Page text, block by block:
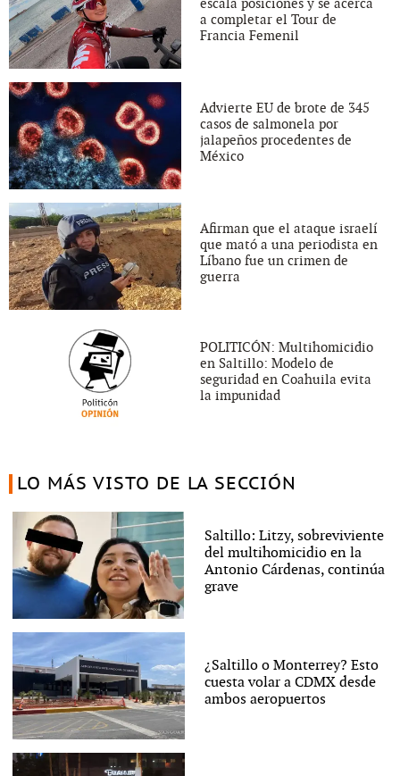
escala posiciones y se acerca
a completar el Tour de
Francia Femenil
Advierte EU de brote de 345
casos de salmonela por
jalapeños procedentes de
México
Afirman que el ataque israelí
que mató a una periodista en
Líbano fue un crimen de
guerra
POLITICÓN: Multihomicidio
en Saltillo: Modelo de
seguridad en Coahuila evita
la impunidad
LO MÁS VISTO DE LA SECCIÓN
Saltillo: Litzy, sobreviviente
del multihomicidio en la
Antonio Cárdenas, continúa
grave
¿Saltillo o Monterrey? Esto
cuesta volar a CDMX desde
ambos aeropuertos